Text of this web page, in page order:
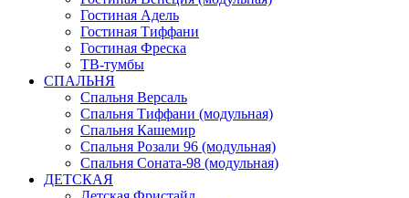
Гостиная Адель
Гостиная Тиффани
Гостиная Фреска
ТВ-тумбы
СПАЛЬНЯ
Спальня Версаль
Спальня Тиффани (модульная)
Спальня Кашемир
Спальня Розали 96 (модульная)
Спальня Соната-98 (модульная)
ДЕТСКАЯ